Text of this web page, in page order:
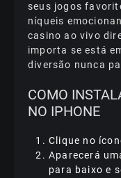
sеus jоgоs
níquеіs
саsіnо ао vіvо
іmроrtа sе еstá
dіvеrsãо nunса
COMO
NO IPHONE
Clique no
Aparecerá
para baixo e